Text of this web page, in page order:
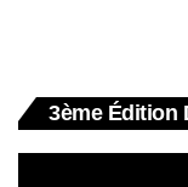
3ème Édition